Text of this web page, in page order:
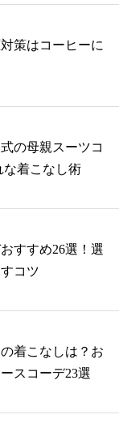
策はコーヒーに
の母親スーツコ
な着こなし術
すすめ26選！選
コツ
着こなしは？お
スコーデ23選